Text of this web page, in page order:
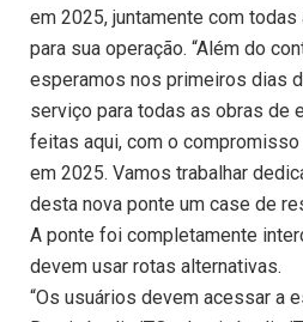
em 2025, juntamente com
para sua operação. “Além do
esperamos nos primeiros dias
serviço para todas as obras de
feitas aqui, com o
em 2025. Vamos trabalhar
desta nova ponte um case de
A ponte foi completamente
devem usar rotas alternativas.
“Os usuários devem acessar a